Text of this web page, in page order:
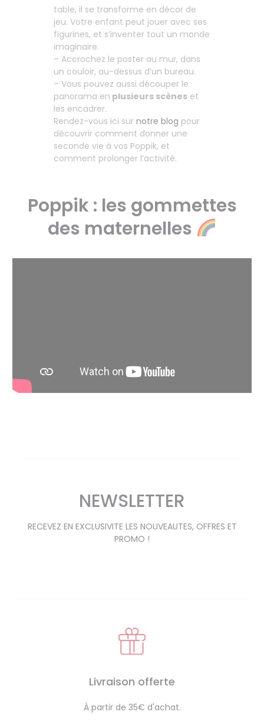
table, il se transforme en décor de
jeu. Votre enfant peut jouer avec ses
figurines, et s’inventer tout un monde
imaginaire.
– Accrochez le poster au mur, dans
un couloir, au-dessus d’un bureau.
– Vous pouvez aussi découper le
panorama en plusieurs scènes et
les encadrer.
Rendez-vous ici sur notre blog pour
découvrir comment donner une
seconde vie à vos Poppik, et
comment prolonger l’activité.
Poppik : les gommettes
des maternelles
NEWSLETTER
RECEVEZ EN EXCLUSIVITE LES NOUVEAUTES, OFFRES ET
PROMO !
Livraison offerte
À partir de 35€ d'achat.